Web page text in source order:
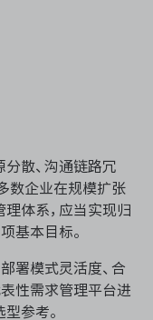
散、沟通链路冗
数企业在规模扩张
体系，应当实现归
基本目标。
署模式灵活度、合
性需求管理平台进
参考。